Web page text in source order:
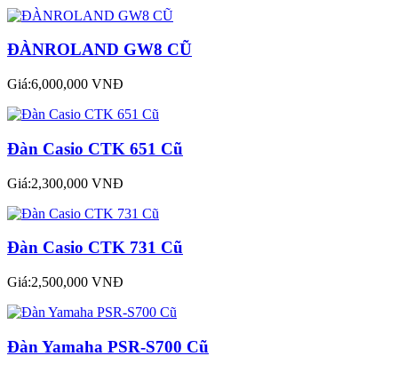
ĐÀNROLAND GW8 CŨ
Giá:6,000,000 VNĐ
Đàn Casio CTK 651 Cũ
Giá:2,300,000 VNĐ
Đàn Casio CTK 731 Cũ
Giá:2,500,000 VNĐ
Đàn Yamaha PSR-S700 Cũ